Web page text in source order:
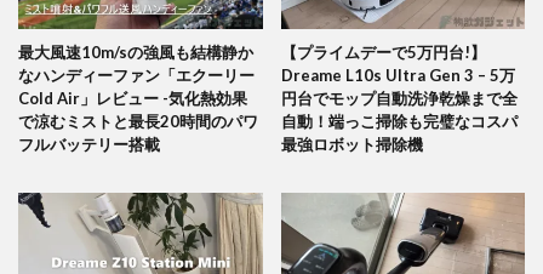
最大風速10m/sの強風も結構静か
なハンディーファン「エクーリー
Cold Air」レビュー -気化熱効果
で涼むミストと最長20時間のパワ
フルバッテリー搭載
【プライムデーで5万円台!】
Dreame L10s Ultra Gen 3 – 5万
円台でモップ自動洗浄乾燥まで全
自動！端っこ掃除も完璧なコスパ
最強ロボット掃除機